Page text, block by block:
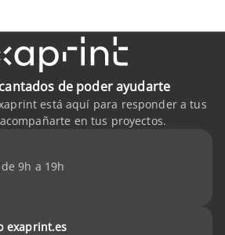
de poder ayudarte
está aquí para responder a tus
en tus proyectos.
9h a 19h
exaprint.es